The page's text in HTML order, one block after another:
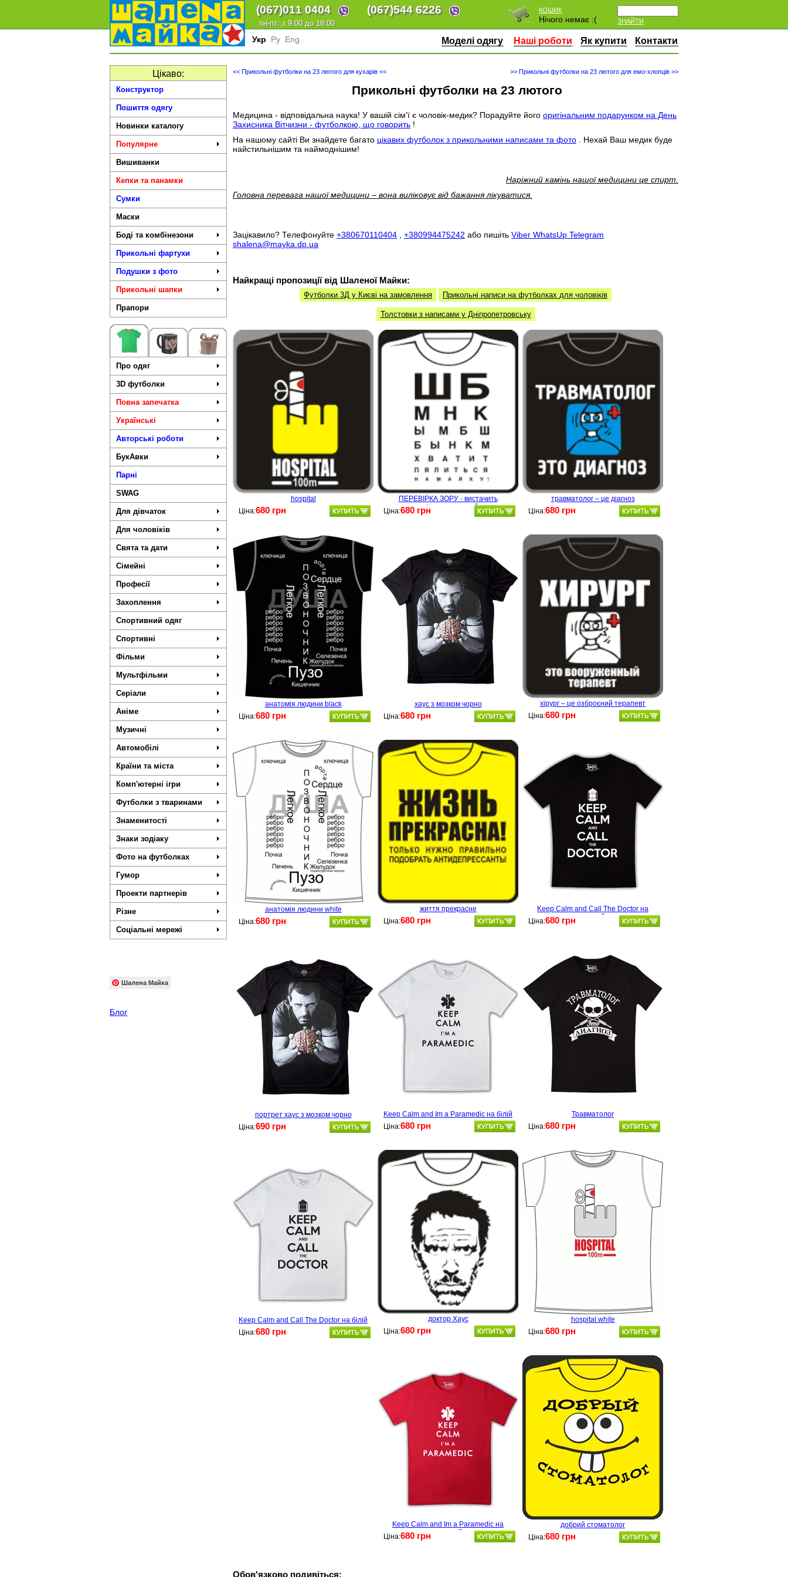
(067)011 0404 (067)544 6226
пн-пт: з 9:00 до 18:00 ЗНАЙТИ
КОШИК
Нічого немає :(
Укр Ру Eng Моделі одягу Наші роботи Як купити Контакти
Цікаво:
Конструктор
Пошиття одягу
Новинки каталогу
Популярне
Вишиванки
Кепки та панамки
Сумки
Маски
Боді та комбінезони
Прикольні фартухи
Подушки з фото
Прикольні шапки
Прапори
Про одяг
3D футболки
Повна запечатка
Українські
Авторські роботи
БукАвки
Парні
SWAG
Для дівчаток
Для чоловіків
Свята та дати
Сімейні
Професії
Захоплення
Спортивний одяг
Спортивні
Фільми
Мультфільми
Серіали
Аніме
Музичні
Автомобілі
Країни та міста
Комп'ютерні ігри
Футболки з тваринами
Знаменитості
Знаки зодіаку
Фото на футболках
Гумор
Проекти партнерів
Різне
Соціальні мережі
Шалена Майка
Блог
>> Прикольні футболки на 23 лютого для емо-хлопців >>
<< Прикольні футболки на 23 лютого для кухарів <<
Прикольні футболки на 23 лютого
Медицина - відповідальна наука! У вашій сім'ї є чоловік-медик? Порадуйте його оригінальним подарунком на День
Захисника Вітчизни - футболкою, що говорить !
На нашому сайті Ви знайдете багато цікавих футболок з прикольними написами та фото . Нехай Ваш медик буде
найстильнішим та наймоднішим!
Наріжний камінь нашої медицини це спирт.
Головна перевага нашої медицини – вона виліковує від бажання лікуватися.
Зацікавило? Телефонуйте +380670110404 +380994475242 або пишіть Viber WhatsUp Telegram
shalena@mayka.dp.ua
Найкращі пропозиції від Шаленої Майки:
Футболки 3Д у Києві на замовлення Прикольні написи на футболках для чоловіків
Толстовки з написами у Дніпропетровську
hospital
Ціна:680 грн
ПЕРЕВІРКА ЗОРУ - вистачить
витріщатися на майку
Ціна:680 грн
травматолог – це діагноз
Ціна:680 грн
анатомія людини black
Ціна:680 грн
хаус з мозком чорно
Ціна:680 грн
хірург – це озброєний терапевт
Ціна:680 грн
Keep Calm and Call The Doctor на
чорний
Ціна:680 грн
анатомія людини white
Ціна:680 грн
життя прекрасне
Ціна:680 грн
Keep Calm and Im a Paramedic на білій
Ціна:680 грн
Травматолог
Ціна:680 грн
портрет хаус з мозком чорно
Ціна:690 грн
доктор Хаус
Ціна:680 грн
hospital white
Ціна:680 грн
Keep Calm and Call The Doctor на білій
Ціна:680 грн
Keep Calm and Im a Paramedic на
червоній
Ціна:680 грн
добрий стоматолог
Ціна:680 грн
Обов'язково подивіться: